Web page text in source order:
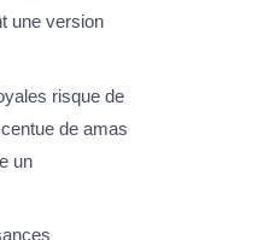
une version
risque de
de amas
un